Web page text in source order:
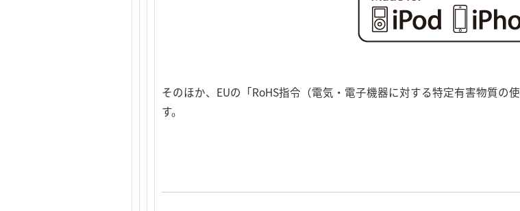
そのほか、EUの「RoHS指令（電気・電子機器に対する特定有害物質の
す。